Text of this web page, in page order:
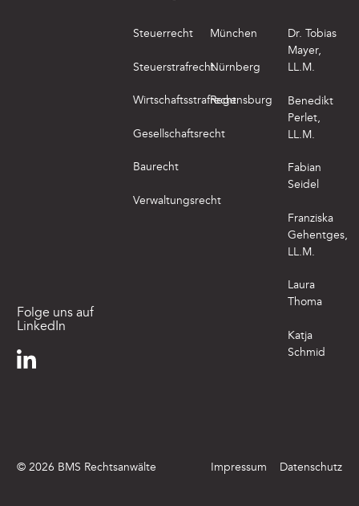
zur Startseite von BMS Rechtsanwälte
Folge uns auf
LinkedIn
Steuerrecht
Steuerstrafrecht
Wirtschaftsstrafrecht
Gesellschaftsrecht
Baurecht
Verwaltungsrecht
München
Nürnberg
Regensburg
Dr. Tobias
Mayer,
LL.M.
Benedikt
Perlet,
LL.M.
Fabian
Seidel
Franziska
Gehentges,
LL.M.
Laura
Thoma
Katja
Schmid
©2026 BMS Rechtsanwälte Impressum Datenschutz